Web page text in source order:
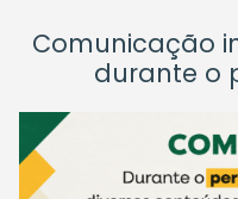
Comunicação
durante o